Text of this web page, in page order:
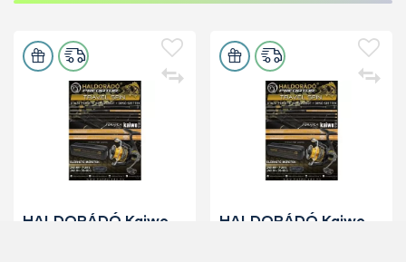
HALDORÁDÓ Kaiwo
HALDORÁDÓ Kaiwo